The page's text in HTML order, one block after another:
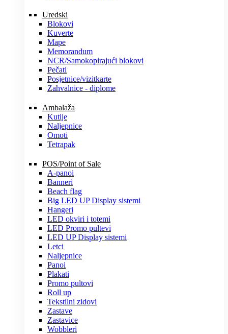
Uredski
Blokovi
Kuverte
Mape
Memorandum
NCR/Samokopirajući blokovi
Pečati
Posjetnice/vizitkarte
Zahvalnice - diplome
Ambalaža
Kutije
Naljepnice
Omoti
Tetrapak
POS/Point of Sale
A-panoi
Banneri
Beach flag
Big LED UP Display sistemi
Hangeri
LED okviri i totemi
LED Promo pultevi
LED UP Display sistemi
Letci
Naljepnice
Panoi
Plakati
Promo pultovi
Roll up
Tekstilni zidovi
Zastave
Zastavice
Wobbleri